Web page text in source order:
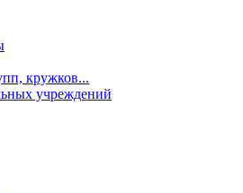
кружков...
учреждений